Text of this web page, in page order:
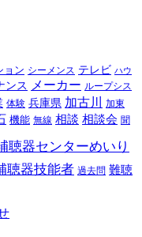
ョン シーメンス テレビ ハウ
ンス メーカー ループシス
体験 兵庫県 加古川 加東
機能 無線 相談 相談会 聞
聴器センターめいり
聴器技能者 過去問 難聴